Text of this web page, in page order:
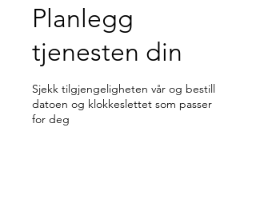
Planlegg
tjenesten din
Sjekk tilgjengeligheten vår og bestill
datoen og klokkeslettet som passer
for deg